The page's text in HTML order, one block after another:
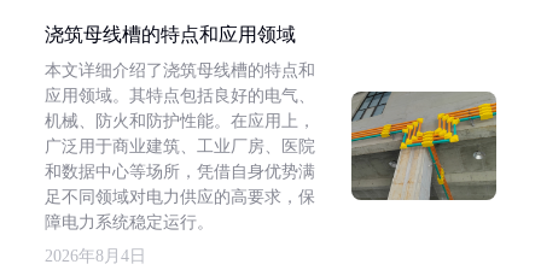
浇筑母线槽的特点和应用领域
本文详细介绍了浇筑母线槽的特点和
应用领域。其特点包括良好的电气、
机械、防火和防护性能。在应用上，
广泛用于商业建筑、工业厂房、医院
和数据中心等场所，凭借自身优势满
足不同领域对电力供应的高要求，保
障电力系统稳定运行。
2026年8月4日